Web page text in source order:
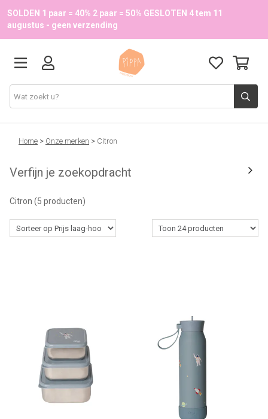
SOLDEN 1 paar = 40% 2 paar = 50% GESLOTEN 4 tem 11
augustus - geen verzending
Schoenen
School
Accessoires
Onze merken
Vacature
Breng ons een bezoekje!
Contact
Home > Onze merken > Citron
Verfijn je zoekopdracht
Citron (5 producten)